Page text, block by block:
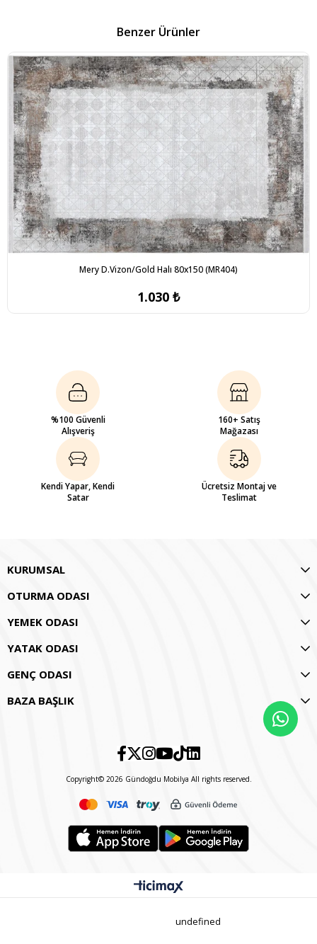
Benzer Ürünler
Mery D.Vizon/Gold Halı 80x150 (MR404)
1.030 ₺
undefined
%100 Güvenli
Alışveriş
160+ Satış
Mağazası
Kendi Yapar, Kendi
Satar
Ücretsiz Montaj ve
Teslimat
KURUMSAL
OTURMA ODASI
YEMEK ODASI
YATAK ODASI
GENÇ ODASI
BAZA BAŞLIK
Copyright© 2026 Gündoğdu Mobilya All rights reserved.